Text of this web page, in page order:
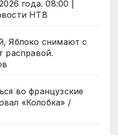
года. 08:00 |
НТВ
Яблоко снимают с
расправой.
во французские
«Колобка» /